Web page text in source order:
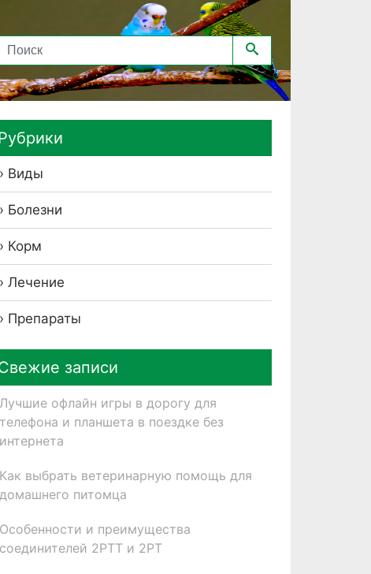
Виды
Болезни
Корм
Лечение
Препараты
записи
Лучшие офлайн игры в дорогу для
телефона и планшета в поездке без
интернета
Как выбрать ветеринарную помощь для
домашнего питомца
Особенности и преимущества
соединителей 2РТТ и 2РТ